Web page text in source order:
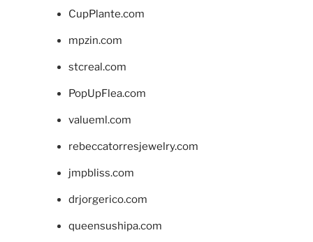
CupPlante.com
mpzin.com
stcreal.com
PopUpFlea.com
valueml.com
rebeccatorresjewelry.com
jmpbliss.com
drjorgerico.com
queensushipa.com